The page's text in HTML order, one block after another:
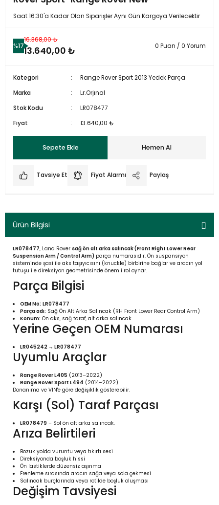
Saat 16:30'a Kadar Olan Siparişler Aynı Gün Kargoya Verilecektir
%17
16.368,00 ₺
13.640,00 ₺ 0 Puan / 0 Yorum
Kategori
Range Rover Sport 2013 Yedek Parça
Marka
Lr.Orjınal
Stok Kodu
LR078477
Fiyat
13.640,00 ₺
Sepete Ekle Hemen Al
Tavsiye Et Fiyat Alarmı Paylaş
Ürün Bilgisi
LR078477, Land Rover sağ ön alt arka salıncak (Front Right Lower Rear
Suspension Arm / Control Arm) parça numarasıdır. Ön süspansiyon
sisteminde şasi ile aks taşıyıcısını (knuckle) birbirine bağlar ve aracın yol
tutuşu ile direksiyon geometrisinde önemli rol oynar.
Parça Bilgisi
OEM No: LR078477
Parça adı: Sağ Ön Alt Arka Salıncak (RH Front Lower Rear Control Arm)
Konum: Ön aks, sağ taraf, alt arka salıncak
Yerine Geçen OEM Numarası
LR045242 → LR078477
Uyumlu Araçlar
Range Rover L405 (2013–2022)
Range Rover Sport L494 (2014–2022)
Donanıma ve VIN'e göre değişiklik gösterebilir.
Karşı (Sol) Taraf Parçası
LR078479 – Sol ön alt arka salıncak.
Arıza Belirtileri
Bozuk yolda vuruntu veya tıkırtı sesi
Direksiyonda boşluk hissi
Ön lastiklerde düzensiz aşınma
Frenleme sırasında aracın sağa veya sola çekmesi
Salıncak burçlarında veya rotilde boşluk oluşması
Değişim Tavsiyesi